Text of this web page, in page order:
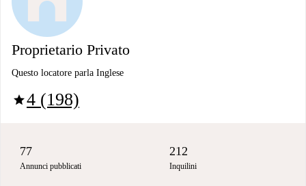
Proprietario Privato
Questo locatore parla Inglese
star4 (198)
77
Annunci pubblicati
212
Inquilini